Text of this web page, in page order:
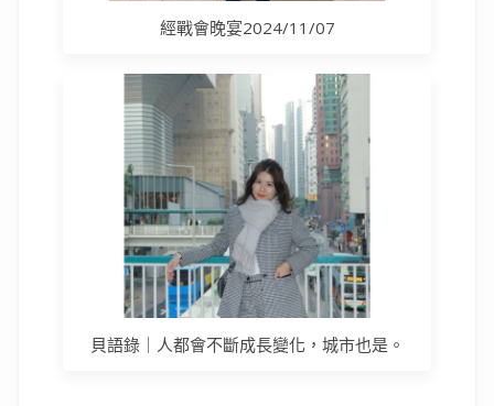
經戰會晚宴2024/11/07
貝語錄｜人都會不斷成長變化，城市也是。